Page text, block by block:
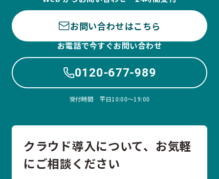
お問い合わせはこちら
お電話で今すぐお問い合わせ
0120-677-989
受付時間 平日10:00〜19:00
クラウド導入について、お気軽
にご相談ください